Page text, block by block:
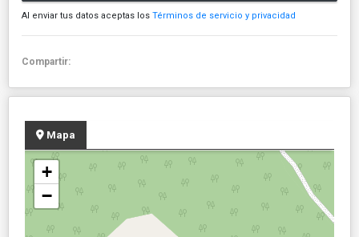
Al enviar tus datos aceptas los Términos de servicio y privacidad
Compartir:
Mapa
+
−